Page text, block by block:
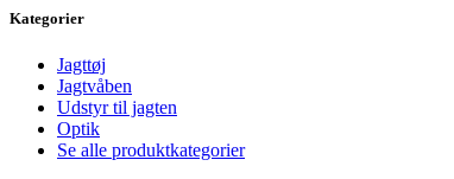
Kategorier
Jagttøj
Jagtvåben
Udstyr til jagten
Optik
Se alle produktkategorier